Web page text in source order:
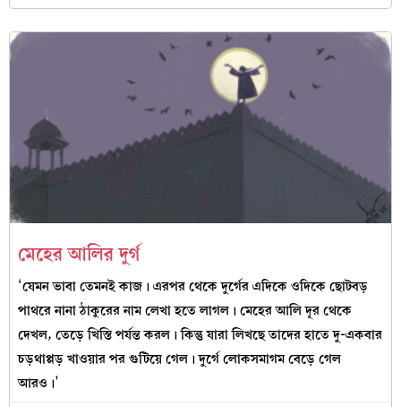
মেহের আলির দুর্গ
‘যেমন ভাবা তেমনই কাজ। এরপর থেকে দুর্গের এদিকে ওদিকে ছোটবড়
পাথরে নানা ঠাকুরের নাম লেখা হতে লাগল। মেহের আলি দূর থেকে
দেখল, তেড়ে খিস্তি পর্যন্ত করল। কিন্তু যারা লিখছে তাদের হাতে দু-একবার
চড়থাপ্পড় খাওয়ার পর গুটিয়ে গেল। দুর্গে লোকসমাগম বেড়ে গেল
আরও।’